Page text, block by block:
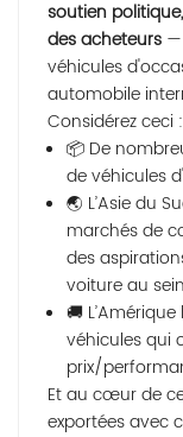
soutien
des acheteurs —
véhicules
automobile
Considérez ceci :
📦 De
de véhicules
🌏 L’Asie du
marchés de
des
voiture au
🚚
véhicules qui
prix/
Et au cœur de
exportées avec